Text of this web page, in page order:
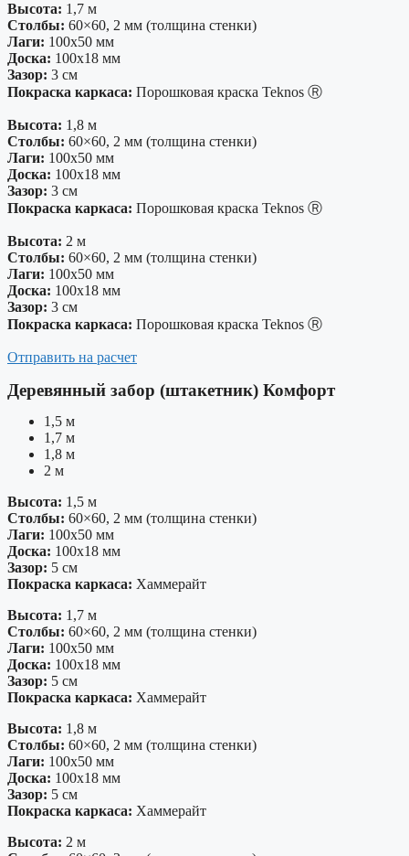
Высота: 1,7 м
Столбы: 60×60, 2 мм (толщина стенки)
Лаги: 100х50 мм
Доска: 100х18 мм
Зазор: 3 см
Покраска каркаса: Порошковая краска Teknos Ⓡ
Высота: 1,8 м
Столбы: 60×60, 2 мм (толщина стенки)
Лаги: 100х50 мм
Доска: 100х18 мм
Зазор: 3 см
Покраска каркаса: Порошковая краска Teknos Ⓡ
Высота: 2 м
Столбы: 60×60, 2 мм (толщина стенки)
Лаги: 100х50 мм
Доска: 100х18 мм
Зазор: 3 см
Покраска каркаса: Порошковая краска Teknos Ⓡ
Отправить на расчет
Деревянный забор (штакетник) Комфорт
1,5 м
1,7 м
1,8 м
2 м
Высота: 1,5 м
Столбы: 60×60, 2 мм (толщина стенки)
Лаги: 100х50 мм
Доска: 100х18 мм
Зазор: 5 см
Покраска каркаса: Хаммерайт
Высота: 1,7 м
Столбы: 60×60, 2 мм (толщина стенки)
Лаги: 100х50 мм
Доска: 100х18 мм
Зазор: 5 см
Покраска каркаса: Хаммерайт
Высота: 1,8 м
Столбы: 60×60, 2 мм (толщина стенки)
Лаги: 100х50 мм
Доска: 100х18 мм
Зазор: 5 см
Покраска каркаса: Хаммерайт
Высота: 2 м